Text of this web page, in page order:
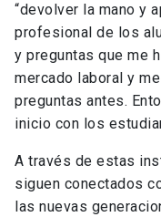
“devolver la mano y
profesional de los
y preguntas que me
mercado laboral y
preguntas antes.
inicio con los
A través de estas
siguen conectados
las nuevas